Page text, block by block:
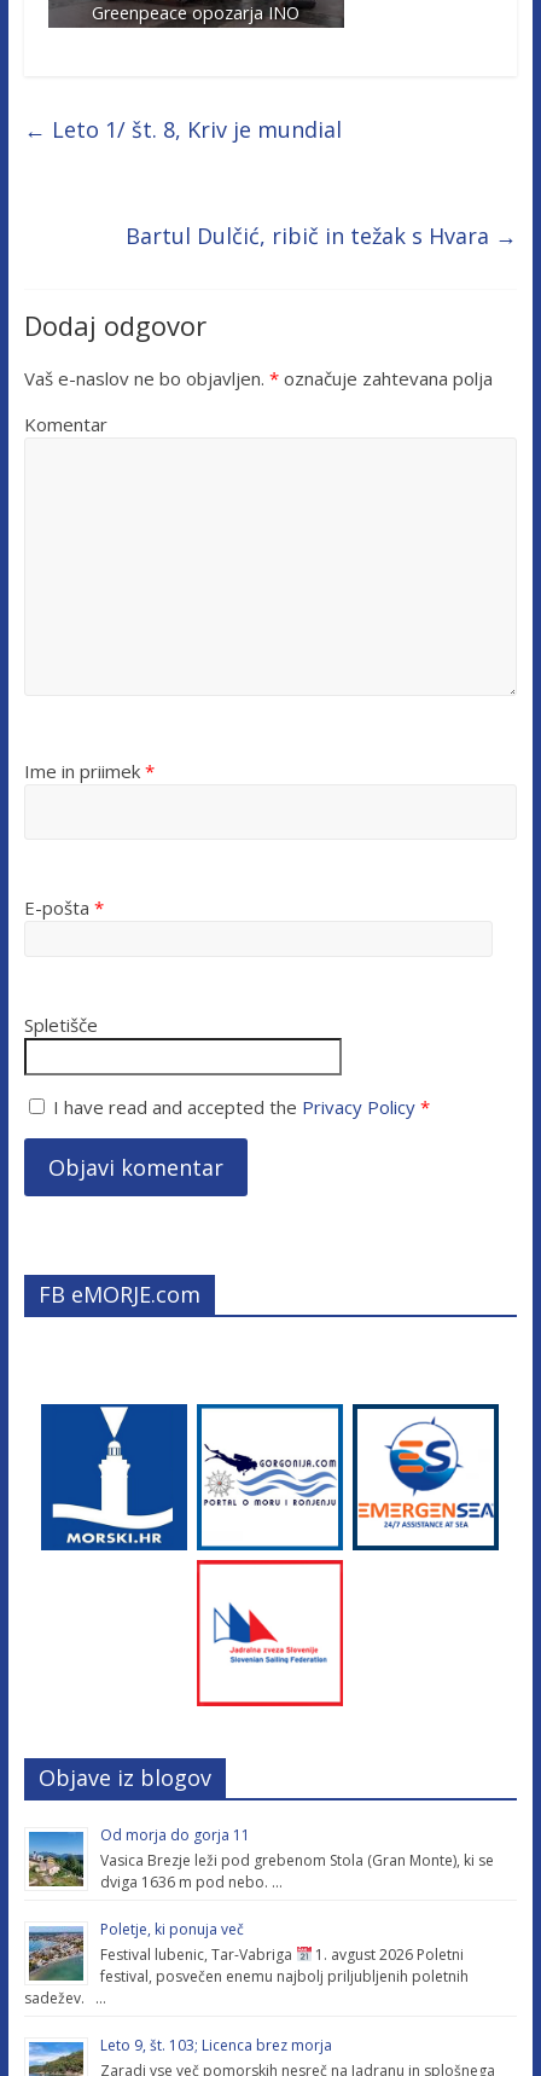
Greenpeace opozarja INO
← Leto 1/ št. 8, Kriv je mundial
Bartul Dulčić, ribič in težak s Hvara →
Dodaj odgovor
Vaš e-naslov ne bo objavljen. *označuje zahtevana polja
Komentar
Ime in priimek *
E-pošta *
Spletišče
I have read and accepted the Privacy Policy*
FB eMORJE.com
Objave iz blogov
Od morja do gorja 11
Vasica Brezje leži pod grebenom Stola (Gran Monte), ki se
dviga 1636 m pod nebo. …
Poletje, ki ponuja več
Festival lubenic, Tar-Vabriga
1. avgust 2026 Poletni
festival, posvečen enemu najbolj priljubljenih poletnih
sadežev. …
Leto 9, št. 103; Licenca brez morja
Zaradi vse več pomorskih nesreč na Jadranu in splošnega